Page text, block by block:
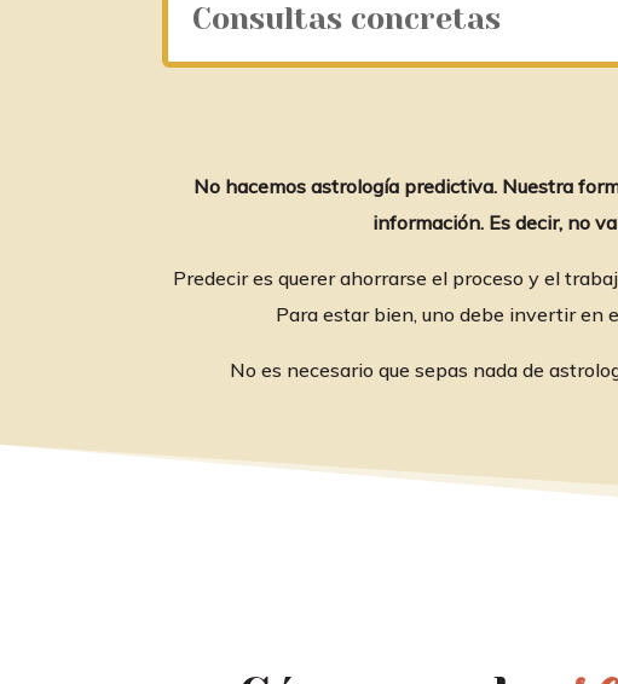
Consultas concretas
No hacemos astrología predictiva. Nuestra
información. Es decir, no
Predecir es querer ahorrarse el proceso y el
Para estar bien, uno debe invertir en
No es necesario que sepas nada de